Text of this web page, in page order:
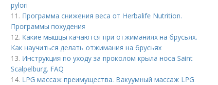
pylori
11. Программа снижения веса от Herbalife Nutrition.
Программы похудения
12. Какие мышцы качаются при отжиманиях на брусьях.
Как научиться делать отжимания на брусьях
13. Инструкция по уходу за проколом крыла носа Saint
Scalpelburg. FAQ
14. LPG массаж преимущества. Вакуумный массаж LPG